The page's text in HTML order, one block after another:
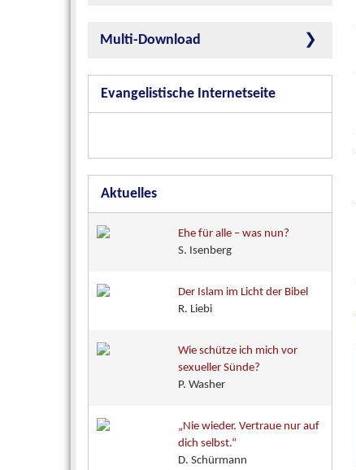
Multi-Download
Evangelistische Internetseite
Aktuelles
Ehe für alle – was nun?
S. Isenberg
Der Islam im Licht der Bibel
R. Liebi
Wie schütze ich mich vor
sexueller Sünde?
P. Washer
„Nie wieder. Vertraue nur auf
dich selbst.“
D. Schürmann